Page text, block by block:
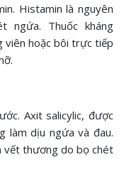
Histamin là nguyên
ngứa. Thuốc kháng
viên hoặc bôi trực tiếp
Axit salicylic, được
làm dịu ngứa và đau.
vết thương do bọ chét